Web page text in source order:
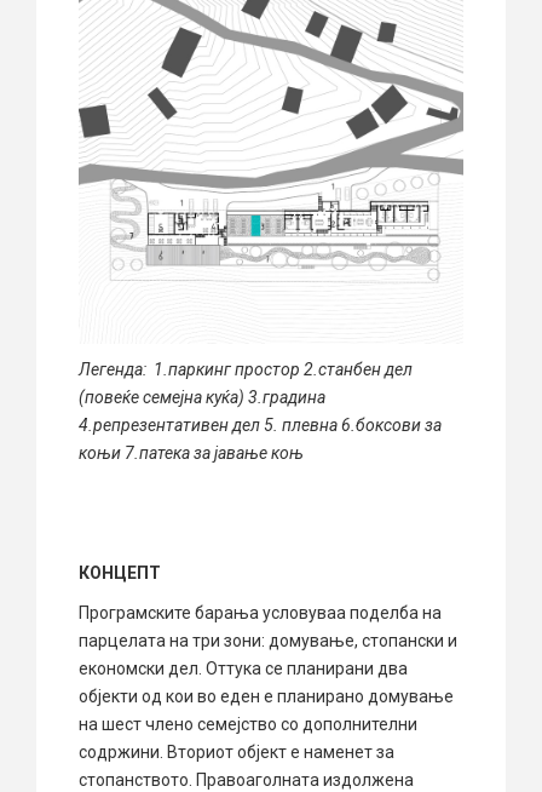
Легенда: 1.паркинг простор 2.станбен дел
(повеќе семејна куќа) 3.градина
4.репрезентативен дел 5. плевна 6.боксови за
коњи 7.патека за јавање коњ
КОНЦЕПТ
Програмските барања условуваа поделба на
парцелата на три зони: домување, стопански и
економски дел. Оттука се планирани два
објекти од кои во еден е планирано домување
на шест члено семејство со дополнителни
содржини. Вториот објект е наменет за
стопанството. Правоаголната издолжена